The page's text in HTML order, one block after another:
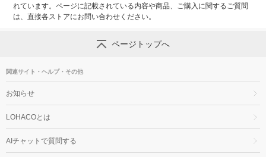
れています。ページに記載されている内容や商品、ご購入に関するご質問
は、直接各ストアにお問い合わせください。
ページトップへ
関連サイト・ヘルプ・その他
お知らせ
LOHACOとは
AIチャットで質問する